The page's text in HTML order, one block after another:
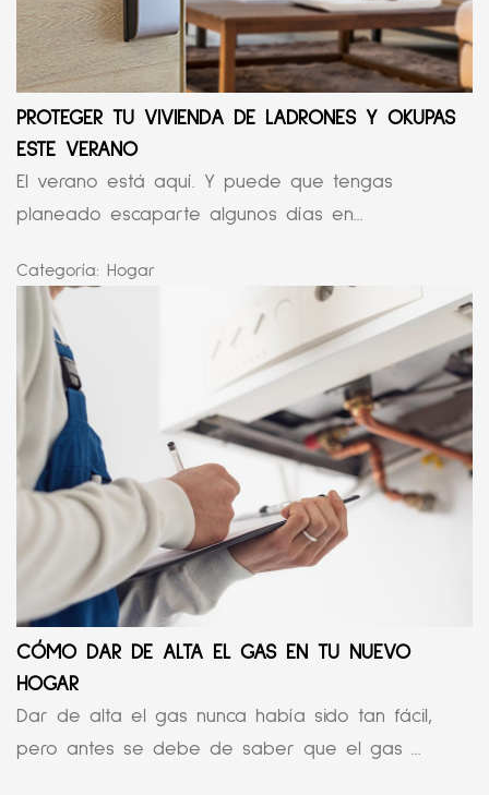
PROTEGER TU VIVIENDA DE LADRONES Y OKUPAS
ESTE VERANO
El verano está aquí. Y puede que tengas
planeado escaparte algunos días en...
Categoría: Hogar
CÓMO DAR DE ALTA EL GAS EN TU NUEVO
HOGAR
Dar de alta el gas nunca había sido tan fácil,
pero antes se debe de saber que el gas ...